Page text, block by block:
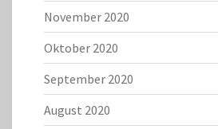
November 2020
Oktober 2020
September 2020
August 2020